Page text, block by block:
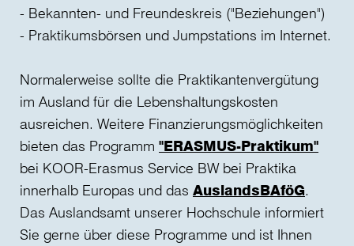
Bekannten- und Freundeskreis ("Beziehungen")
Praktikumsbörsen und Jumpstations im Internet.
Normalerweise sollte die Praktikantenvergütung
im Ausland für die Lebenshaltungskosten
ausreichen. Weitere Finanzierungsmöglichkeiten
bieten das Programm "ERASMUS-Praktikum"
bei KOOR-Erasmus Service BW bei Praktika
innerhalb Europas und das AuslandsBAföG.
Das Auslandsamt unserer Hochschule informiert
Sie gerne über diese Programme und ist Ihnen